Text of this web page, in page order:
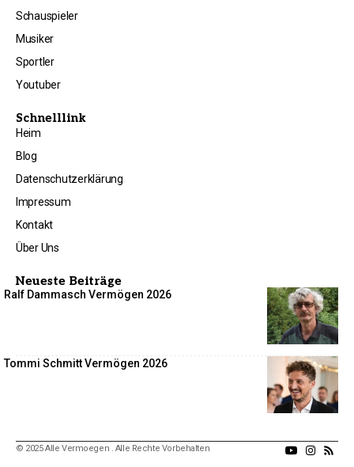
Schauspieler
Musiker
Sportler
Youtuber
Schnelllink
Heim
Blog
Datenschutzerklärung
Impressum
Kontakt
Über Uns
Neueste Beiträge
Ralf Dammasch Vermögen 2026
Tommi Schmitt Vermögen 2026
© 2025 Alle Vermoegen . Alle Rechte Vorbehalten